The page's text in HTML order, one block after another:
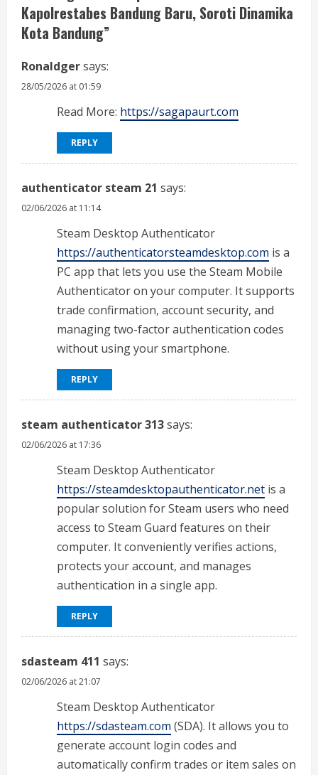
R
e
a
n
g
Kapolrestabes Bandung Baru, Soroti Dinamika
Kota Bandung”
Ronaldgersays:
28/05/2026 at 01:59
Read More: https://sagapaurt.com
REPLY
authenticator steam 21 says:
02/06/2026 at 11:14
Steam Desktop Authenticator
https://authenticatorsteamdesktop.com is a
PC app that lets you use the Steam Mobile
Authenticator on your computer. It supports
trade confirmation, account security, and
managing two-factor authentication codes
without using your smartphone.
REPLY
steam authenticator 313says:
02/06/2026 at 17:36
Steam Desktop Authenticator
https://steamdesktopauthenticator.net is a
popular solution for Steam users who need
access to Steam Guard features on their
computer. It conveniently verifies actions,
protects your account, and manages
authentication in a single app.
REPLY
sdasteam 411 says:
02/06/2026 at 21:07
Steam Desktop Authenticator
https://sdasteam.com (SDA). It allows you to
generate account login codes and
automatically confirm trades or item sales on